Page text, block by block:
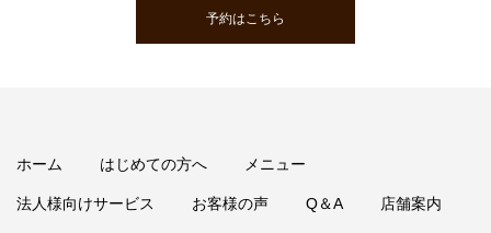
予約はこちら
ホーム はじめての方へ メニュー
法人様向けサービス お客様の声 Q＆A 店舗案内